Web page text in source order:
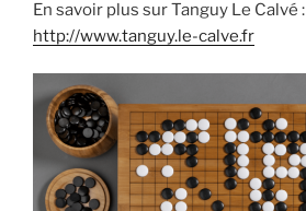
En savoir plus sur Tanguy Le Calvé :
http://www.tanguy.le-calve.fr